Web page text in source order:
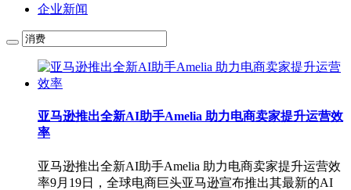
企业新闻
亚马逊推出全新AI助手Amelia 助力电商卖家提升运营效
率
亚马逊推出全新AI助手Amelia 助力电商卖家提升运营效
率9月19日，全球电商巨头亚马逊宣布推出其最新的AI